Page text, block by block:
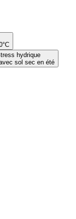
hydrique
sol sec en été